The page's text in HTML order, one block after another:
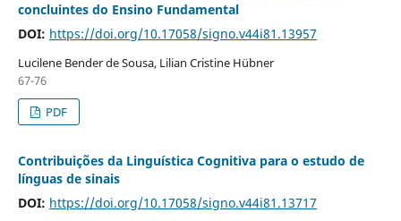
concluintes do Ensino Fundamental
DOI: https://doi.org/10.17058/signo.v44i81.13957
Lucilene Bender de Sousa, Lilian Cristine Hübner
67-76
PDF
Contribuições da Linguística Cognitiva para o estudo de
línguas de sinais
DOI: https://doi.org/10.17058/signo.v44i81.13717